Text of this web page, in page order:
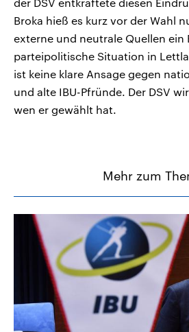
Broka hieß es kurz vor der Wahl
externe und neutrale Quellen ein
parteipolitische Situation in
ist keine klare Ansage gegen
und alte IBU-Pfründe. Der DSV
wen er gewählt hat.
Mehr zum